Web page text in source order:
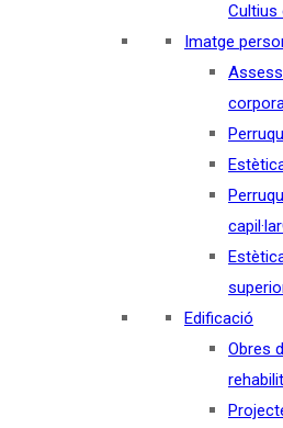
Cultius
Imatge
capil·lar
Edificació
Obres